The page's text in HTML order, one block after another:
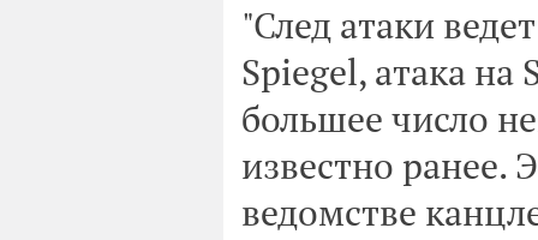
"След атаки
Spiegel, атака на
большее число
известно ранее.
ведомстве